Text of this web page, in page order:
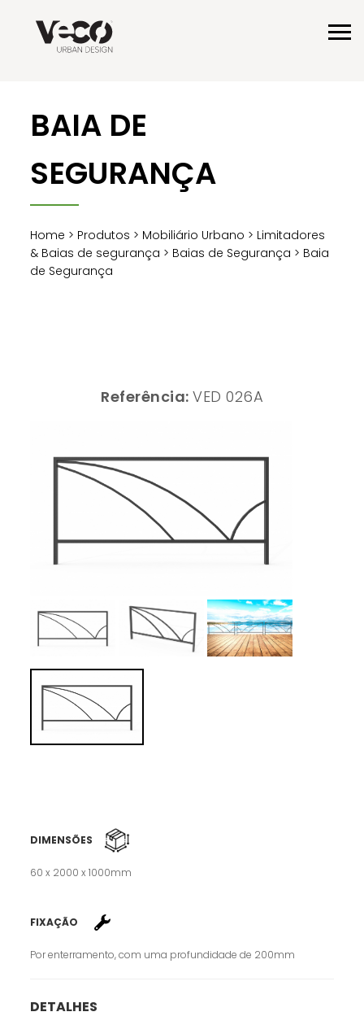
BAIA DE
SEGURANÇA
Home > Produtos > Mobiliário Urbano > Limitadores
& Baias de segurança > Baias de Segurança > Baia
de Segurança
Referência: VED 026A
DIMENSÕES
60 x 2000 x 1000mm
FIXAÇÃO
Por enterramento, com uma profundidade de 200mm
DETALHES